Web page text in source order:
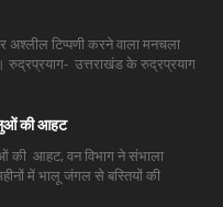
अश्लील टिप्पणी करने वाला मनचला
रुद्रप्रयाग- उत्तराखंड के रुद्रप्रयाग
की आहट
की आहट, वन विभाग ने संभाला
में भालू जंगल से बस्तियों की